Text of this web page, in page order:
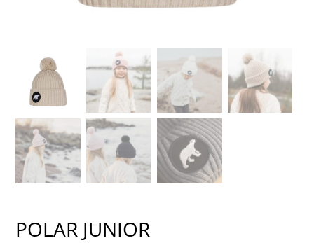
POLAR JUNIOR